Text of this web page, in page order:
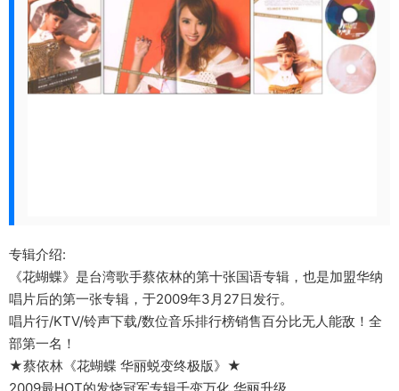
专辑介绍:
《花蝴蝶》是台湾歌手蔡依林的第十张国语专辑，也是加盟华纳
唱片后的第一张专辑，于2009年3月27日发行。
唱片行/KTV/铃声下载/数位音乐排行榜销售百分比无人能敌！全
部第一名！
★蔡依林《花蝴蝶 华丽蜕变终极版》★
2009最HOT的发烧冠军专辑千变万化 华丽升级